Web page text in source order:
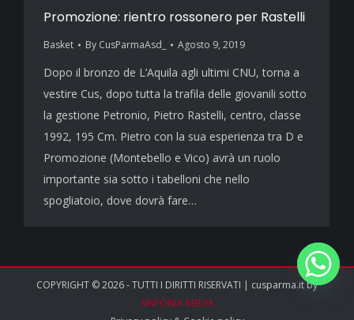
Promozione: rientro rossonero per Rastelli
Basket By CusParmaAsd_ Agosto 9, 2019
Dopo il bronzo de L’Aquila agli ultimi CNU, torna a
vestire Cus, dopo tutta la trafila delle giovanili sotto
la gestione Petronio, Pietro Rastelli, centro, classe
1992, 195 Cm. Pietro con la sua esperienza tra D e
Promozione (Montebello e Vico) avrà un ruolo
importante sia sotto i tabelloni che nello
spogliatoio, dove dovrà fare…
COPYRIGHT © 2026 - TUTTI I DIRITTI RISERVATI | cusparma.it by
SINFONIA MEDIA